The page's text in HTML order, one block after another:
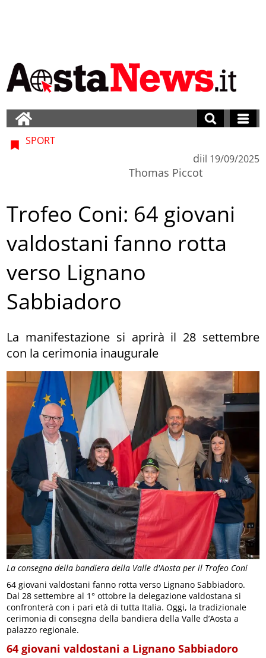
La consegna della bandiera della Valle d'Aosta per il Trofeo Coni
SPORT
di
Thomas Piccot
il 19/09/2025
Trofeo Coni: 64 giovani
valdostani fanno rotta
verso Lignano
Sabbiadoro
La manifestazione si aprirà il 28 settembre
con la cerimonia inaugurale
64 giovani valdostani fanno rotta verso Lignano Sabbiadoro.
Dal 28 settembre al 1° ottobre la delegazione valdostana si
confronterà con i pari età di tutta Italia. Oggi, la tradizionale
cerimonia di consegna della bandiera della Valle d’Aosta a
palazzo regionale.
64 giovani valdostani a Lignano Sabbiadoro